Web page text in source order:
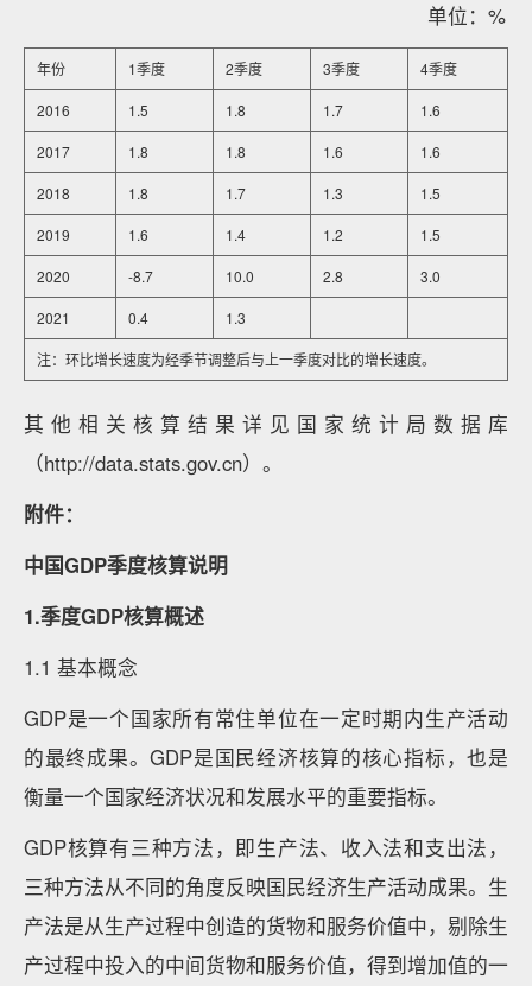
单位：%
年份 1季度 2季度 3季度 4季度
2016 1.5 1.8 1.7 1.6
2017 1.8 1.8 1.6 1.6
2018 1.8 1.7 1.3 1.5
2019 1.6 1.4 1.2 1.5
2020 -8.7 10.0 2.8 3.0
2021 0.4 1.3
注：环比增长速度为经季节调整后与上一季度对比的增长速度。
其他相关核算结果详见国家统计局数据库
（http://data.stats.gov.cn）。
附件：
中国GDP季度核算说明
1.季度GDP核算概述
1.1 基本概念
GDP是一个国家所有常住单位在一定时期内生产活动
的最终成果。GDP是国民经济核算的核心指标，也是
衡量一个国家经济状况和发展水平的重要指标。
GDP核算有三种方法，即生产法、收入法和支出法，
三种方法从不同的角度反映国民经济生产活动成果。生
产法是从生产过程中创造的货物和服务价值中，剔除生
产过程中投入的中间货物和服务价值，得到增加值的一